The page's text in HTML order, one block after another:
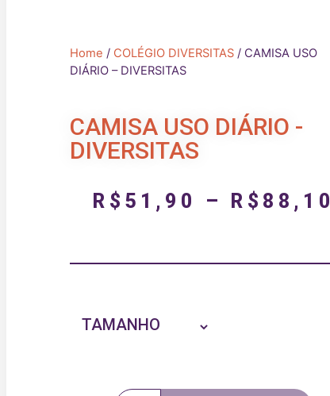
Home / COLÉGIO DIVERSITAS / CAMISA USO
DIÁRIO – DIVERSITAS
CAMISA USO DIÁRIO -
DIVERSITAS
R$ 51,90 – R$ 88,10
TAMANHO